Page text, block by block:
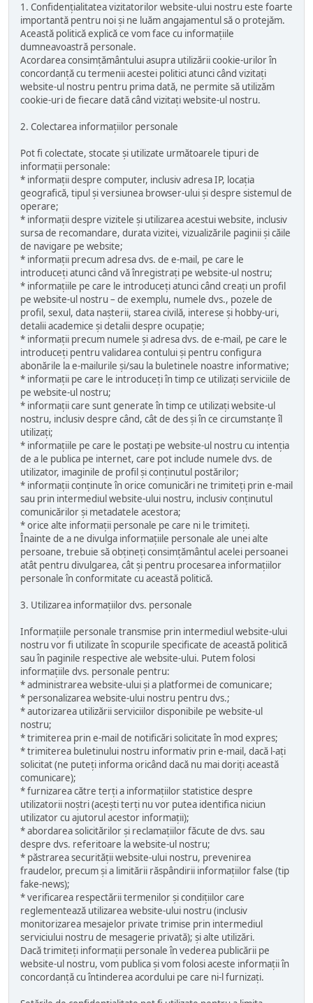
1. Confidențialitatea vizitatorilor website-ului nostru este foarte
importantă pentru noi și ne luăm angajamentul să o protejăm.
Această politică explică ce vom face cu informațiile
dumneavoastră personale.
Acordarea consimțământului asupra utilizării cookie-urilor în
concordanță cu termenii acestei politici atunci când vizitați
website-ul nostru pentru prima dată, ne permite să utilizăm
cookie-uri de fiecare dată când vizitați website-ul nostru.
2. Colectarea informațiilor personale
Pot fi colectate, stocate și utilizate următoarele tipuri de
informații personale:
* informații despre computer, inclusiv adresa IP, locația
geografică, tipul și versiunea browser-ului și despre sistemul de
operare;
* informații despre vizitele și utilizarea acestui website, inclusiv
sursa de recomandare, durata vizitei, vizualizările paginii și căile
de navigare pe website;
* informații precum adresa dvs. de e-mail, pe care le
introduceți atunci când vă înregistrați pe website-ul nostru;
* informațiile pe care le introduceți atunci când creați un profil
pe website-ul nostru – de exemplu, numele dvs., pozele de
profil, sexul, data nașterii, starea civilă, interese și hobby-uri,
detalii academice și detalii despre ocupație;
* informații precum numele și adresa dvs. de e-mail, pe care le
introduceți pentru validarea contului și pentru configura
abonările la e-mailurile și/sau la buletinele noastre informative;
* informații pe care le introduceți în timp ce utilizați serviciile de
pe website-ul nostru;
* informații care sunt generate în timp ce utilizați website-ul
nostru, inclusiv despre când, cât de des și în ce circumstanțe îl
utilizați;
* informațiile pe care le postați pe website-ul nostru cu intenția
de a le publica pe internet, care pot include numele dvs. de
utilizator, imaginile de profil și conținutul postărilor;
* informații conținute în orice comunicări ne trimiteți prin e-mail
sau prin intermediul website-ului nostru, inclusiv conținutul
comunicărilor și metadatele acestora;
* orice alte informații personale pe care ni le trimiteți.
Înainte de a ne divulga informațiile personale ale unei alte
persoane, trebuie să obțineți consimțământul acelei persoanei
atât pentru divulgarea, cât și pentru procesarea informațiilor
personale în conformitate cu această politică.
3. Utilizarea informațiilor dvs. personale
Informațiile personale transmise prin intermediul website-ului
nostru vor fi utilizate în scopurile specificate de această politică
sau în paginile respective ale website-ului. Putem folosi
informațiile dvs. personale pentru:
* administrarea website-ului și a platformei de comunicare;
* personalizarea website-ului nostru pentru dvs.;
* autorizarea utilizării serviciilor disponibile pe website-ul
nostru;
* trimiterea prin e-mail de notificări solicitate în mod expres;
* trimiterea buletinului nostru informativ prin e-mail, dacă l-ați
solicitat (ne puteți informa oricând dacă nu mai doriți această
comunicare);
* furnizarea către terți a informațiilor statistice despre
utilizatorii noștri (acești terți nu vor putea identifica niciun
utilizator cu ajutorul acestor informații);
* abordarea solicitărilor și reclamațiilor făcute de dvs. sau
despre dvs. referitoare la website-ul nostru;
* păstrarea securității website-ului nostru, prevenirea
fraudelor, precum și a limitării răspândirii informațiilor false (tip
fake-news);
* verificarea respectării termenilor și condițiilor care
reglementează utilizarea website-ului nostru (inclusiv
monitorizarea mesajelor private trimise prin intermediul
serviciului nostru de mesagerie privată); și alte utilizări.
Dacă trimiteți informații personale în vederea publicării pe
website-ul nostru, vom publica și vom folosi aceste informații în
concordanță cu întinderea acordului pe care ni-l furnizați.